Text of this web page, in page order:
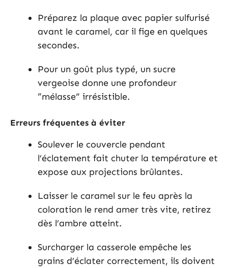
Préparez la plaque avec papier sulfurisé
avant le caramel, car il fige en quelques
secondes.
Pour un goût plus typé, un sucre
vergeoise donne une profondeur
“mélasse” irrésistible.
Erreurs fréquentes à éviter
Soulever le couvercle pendant
l’éclatement fait chuter la température et
expose aux projections brûlantes.
Laisser le caramel sur le feu après la
coloration le rend amer très vite, retirez
dès l’ambre atteint.
Surcharger la casserole empêche les
grains d’éclater correctement, ils doivent